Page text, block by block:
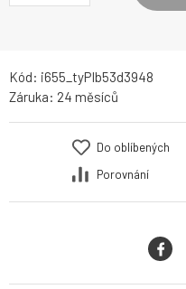
Kód: i655_tyPIb53d3948
Záruka: 24 měsíců
Do oblíbených
Porovnání